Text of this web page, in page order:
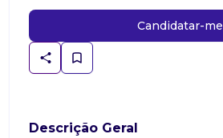
Candidatar-me
Descrição Geral